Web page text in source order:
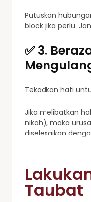
Putuskan
block jika perlu.
✅ 3.
Tekadkan hati
Jika melibatkan
nikah), maka
diselesaikan
Taubat